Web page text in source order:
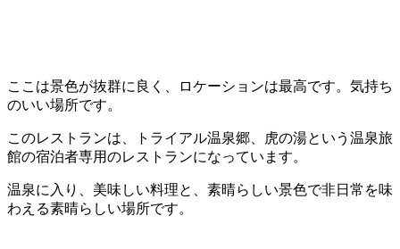
ここは景色が抜群に良く、ロケーションは最高です。気持ち
のいい場所です。
このレストランは、トライアル温泉郷、虎の湯という温泉旅
館の宿泊者専用のレストランになっています。
温泉に入り、美味しい料理と、素晴らしい景色で非日常を味
わえる素晴らしい場所です。